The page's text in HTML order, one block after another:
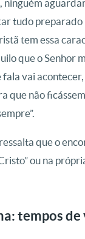
ninguém
tudo preparado
tem essa
que o Senhor
vai
que não
que o
ou na
tempos